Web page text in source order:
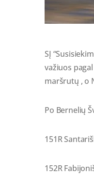
SĮ
važiuos
maršrutų , o
Po Bernelių
151R
152R